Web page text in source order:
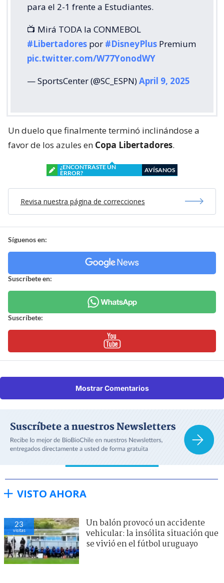
para el 2-1 frente a Estudiantes.
📺 Mirá TODA la CONMEBOL
#Libertadores por #DisneyPlus Premium
pic.twitter.com/W77YonodWY
— SportsCenter (@SC_ESPN)April 9, 2025
Un duelo que finalmente terminó inclinándose a
favor de los azules en Copa Libertadores.
¿ENCONTRASTE UN
ERROR?
AVÍSANOS
Revisa nuestra página de correcciones
Síguenos en:
Suscríbete en:
Suscríbete:
Mostrar Comentarios
VISTO AHORA
23
visitas
Un balón provocó un accidente
vehicular: la insólita situación que
se vivió en el fútbol uruguayo